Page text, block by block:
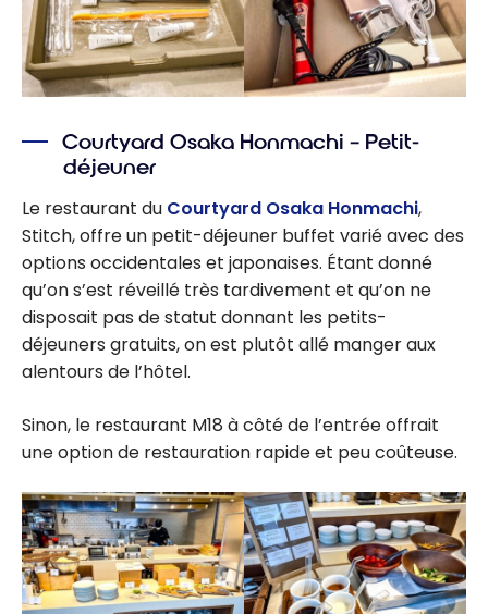
Courtyard Osaka Honmachi – Petit-
déjeuner
Le restaurant du Courtyard Osaka Honmachi,
Stitch, offre un petit-déjeuner buffet varié avec des
options occidentales et japonaises. Étant donné
qu’on s’est réveillé très tardivement et qu’on ne
disposait pas de statut donnant les petits-
déjeuners gratuits, on est plutôt allé manger aux
alentours de l’hôtel.
Sinon, le restaurant M18 à côté de l’entrée offrait
une option de restauration rapide et peu coûteuse.